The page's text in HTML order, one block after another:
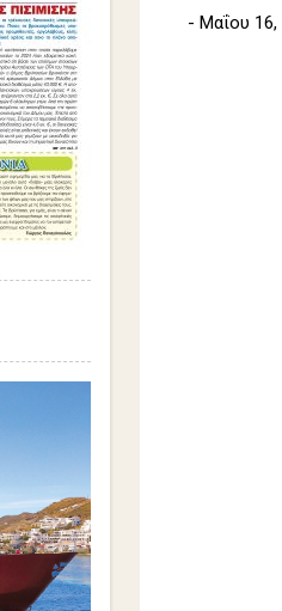
- Μαΐου 16,